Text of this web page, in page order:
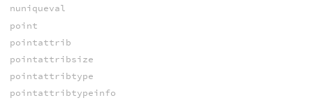
nuniqueval
point
pointattrib
pointattribsize
pointattribtype
pointattribtypeinfo